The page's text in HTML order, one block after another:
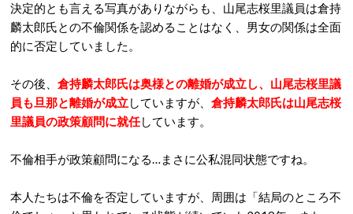
決定的とも言える写真がありながらも、山尾志桜里議員は倉持
麟太郎氏との不倫関係を認めることはなく、男女の関係は全面
的に否定していました。
その後、 倉持麟太郎氏は奥様との離婚が成立し、山尾志桜里議
員も旦那と離婚が成立していますが、 倉持麟太郎氏は山尾志桜
里議員の政策顧問に就任しています。
不倫相手が政策顧問になる…まさに公私混同状態ですね。
本人たちは不倫を否定していますが、周囲は「結局のところ不